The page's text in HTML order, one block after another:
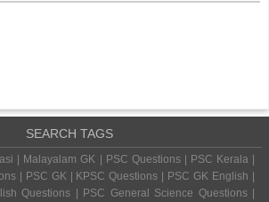
SEARCH TAGS
| Malayalam GK | PSC Questions | PSC Kerala |
| PSC GK | KPSC Questions | PSC GK English |
Questions | PSC General Science Questions |